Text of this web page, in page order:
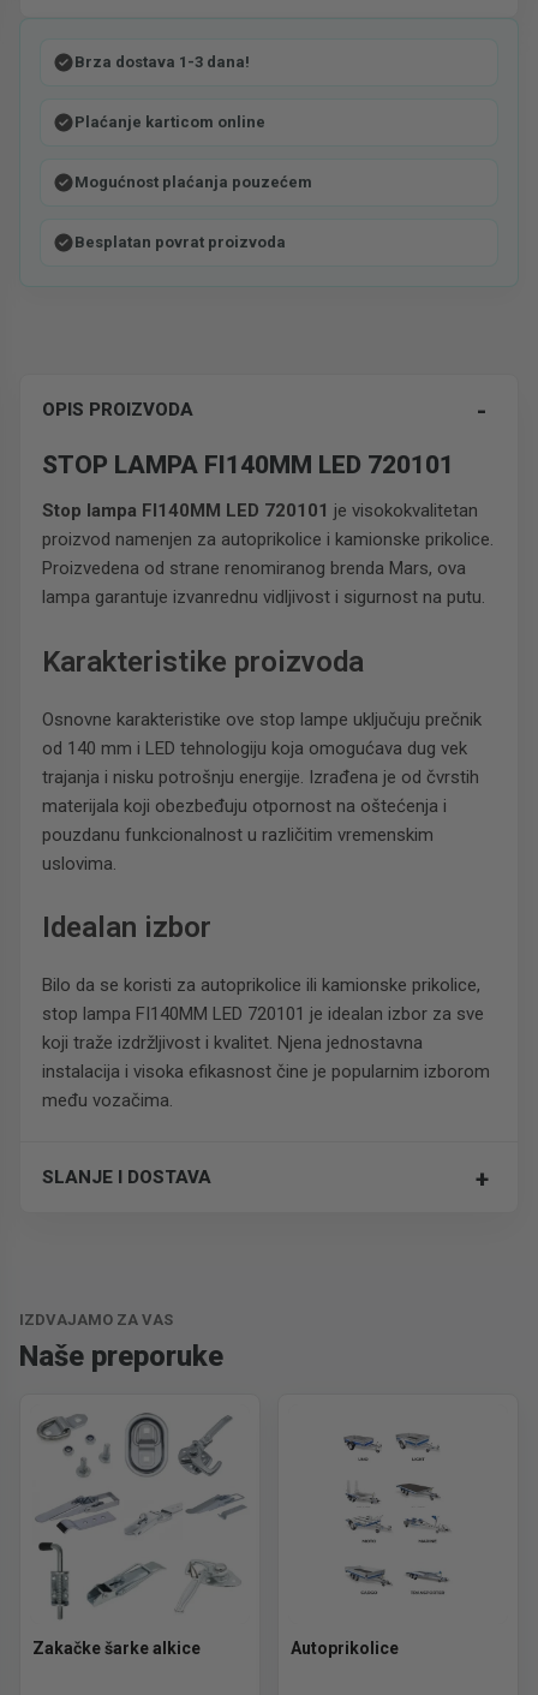
Brza dostava 1-3 dana!
Plaćanje karticom online
Mogućnost plaćanja pouzećem
Besplatan povrat proizvoda
OPIS PROIZVODA
STOP LAMPA FI140MM LED 720101
Stop lampa FI140MM LED 720101 je visokokvalitetan
proizvod namenjen za autoprikolice i kamionske prikolice.
Proizvedena od strane renomiranog brenda Mars, ova
lampa garantuje izvanrednu vidljivost i sigurnost na putu.
Karakteristike proizvoda
Osnovne karakteristike ove stop lampe uključuju prečnik
od 140 mm i LED tehnologiju koja omogućava dug vek
trajanja i nisku potrošnju energije. Izrađena je od čvrstih
materijala koji obezbeđuju otpornost na oštećenja i
pouzdanu funkcionalnost u različitim vremenskim
uslovima.
Idealan izbor
Bilo da se koristi za autoprikolice ili kamionske prikolice,
stop lampa FI140MM LED 720101 je idealan izbor za sve
koji traže izdržljivost i kvalitet. Njena jednostavna
instalacija i visoka efikasnost čine je popularnim izborom
među vozačima.
-
SLANJE I DOSTAVA +
IZDVAJAMO ZA VAS
Naše preporuke
Zakačke šarke alkice Autoprikolice